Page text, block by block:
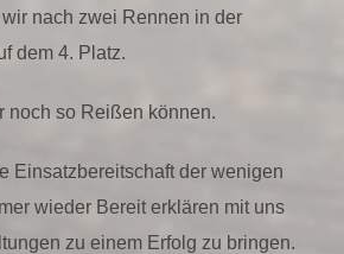
wir nach zwei Rennen in der
dem 4. Platz.
noch so Reißen können.
Einsatzbereitschaft der wenigen
wieder Bereit erklären mit uns
zu einem Erfolg zu bringen.